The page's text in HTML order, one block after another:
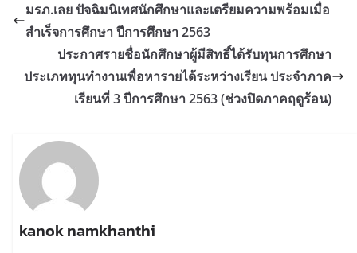
มรภ.เลย ปัจฉิมนิเทศนักศึกษาและเตรียมความพร้อมเมื่อ
สำเร็จการศึกษา ปีการศึกษา 2563
ประกาศรายชื่อนักศึกษาผู้มีสิทธิ์ได้รับทุนการศึกษา
ประเภททุนทำงานเพื่อหารายได้ระหว่างเรียน ประจำภาค
เรียนที่ 3 ปีการศึกษา 2563 (ช่วงปิดภาคฤดูร้อน)
kanok namkhanthi